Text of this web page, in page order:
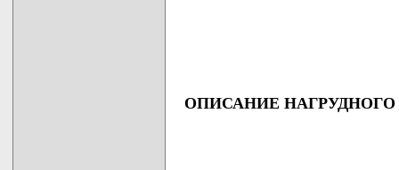
ОПИСАНИЕ